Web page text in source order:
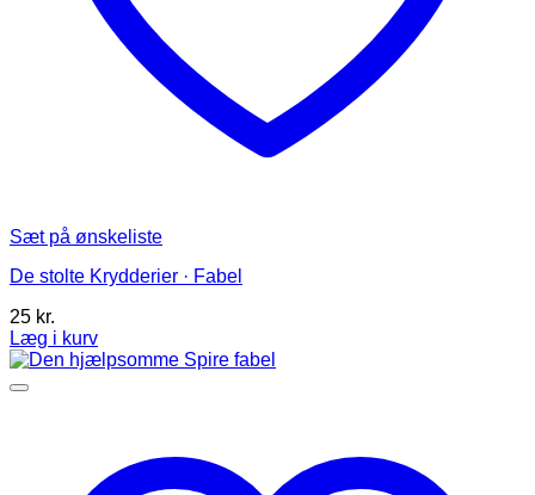
Sæt på ønskeliste
De stolte Krydderier · Fabel
25 kr.
Læg i kurv